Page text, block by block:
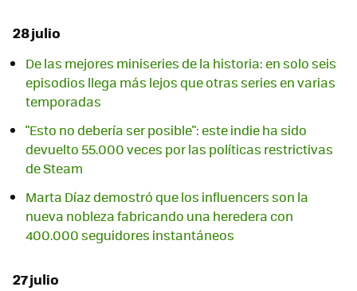
28 julio
De las mejores miniseries de la historia: en solo seis
episodios llega más lejos que otras series en varias
temporadas
"Esto no debería ser posible": este indie ha sido
devuelto 55.000 veces por las políticas restrictivas
de Steam
Marta Díaz demostró que los influencers son la
nueva nobleza fabricando una heredera con
400.000 seguidores instantáneos
27 julio